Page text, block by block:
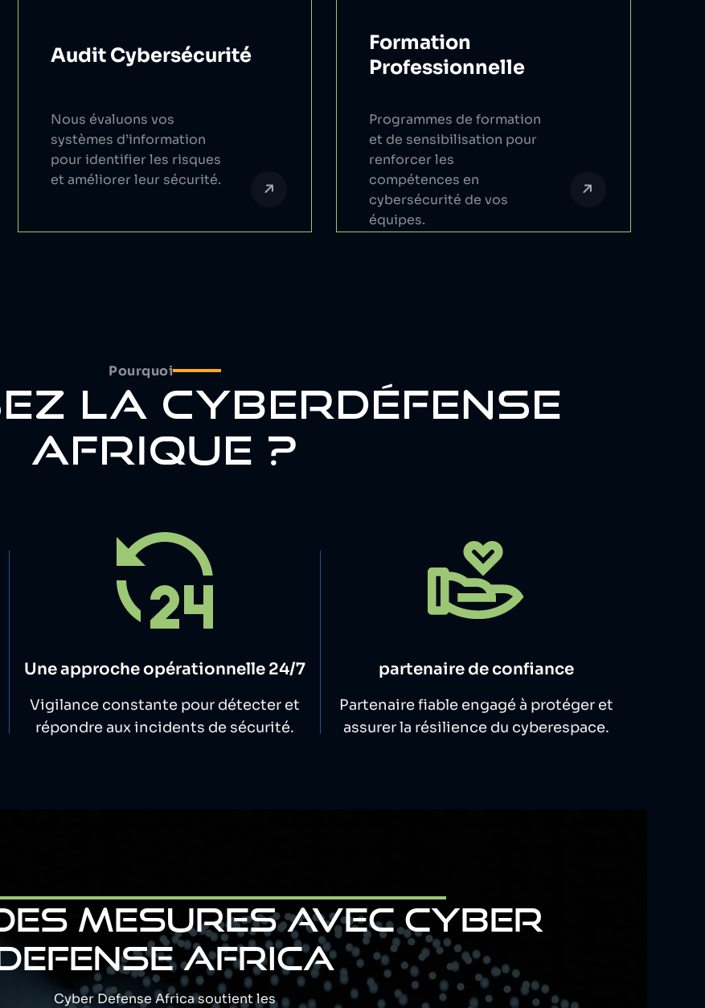
Audit Cybersécurité
Nous évaluons vos
systèmes d’information
pour identifier les risques
et améliorer leur sécurité.
Formation
Professionnelle
Programmes de formation
et de sensibilisation pour
renforcer les
compétences en
cybersécurité de vos
équipes.
Pourquoi
LA CYBERDÉFENSE
AFRIQUE ?
Une approche opérationnelle 24/7
Vigilance constante pour détecter et
répondre aux incidents de sécurité.
partenaire de confiance
Partenaire fiable engagé à protéger et
assurer la résilience du cyberespace.
MESURES AVEC CYBER
AFRICA
Cyber Defense Africa soutient les